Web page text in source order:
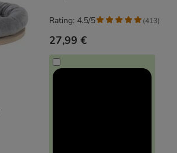
27,99 €
Rating: 4.5/5 (413)